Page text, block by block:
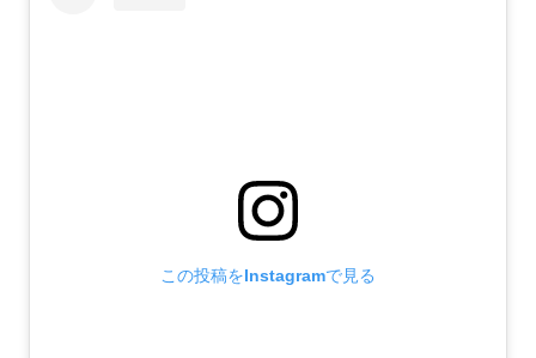
この投稿をInstagramで見る